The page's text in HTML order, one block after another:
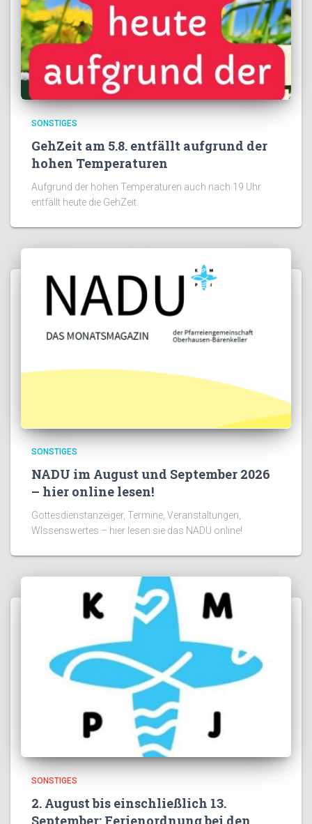
SONSTIGES
GehZeit am 5.8. entfällt aufgrund der
hohen Temperaturen
Aufgrund der hohen Temperaturen auch nach 19 Uhr
entfällt heute die GehZeit.
SONSTIGES
NADU im August und September 2026
– hier online lesen!
Gottesdienstanzeiger, Termine, Veranstaltungen,
WIssenswertes – hier lesen sie das NADU online!
SONSTIGES
2. August bis einschließlich 13.
September: Ferienordnung bei den